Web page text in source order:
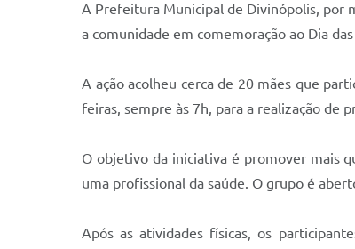
A Prefeitura Municipal de Divinópolis, por
a comunidade em comemoração ao Dia
A ação acolheu cerca de 20 mães que
feiras, sempre às 7h, para a realização de
O objetivo da iniciativa é promover mais
uma profissional da saúde. O grupo é
Após as atividades físicas, os